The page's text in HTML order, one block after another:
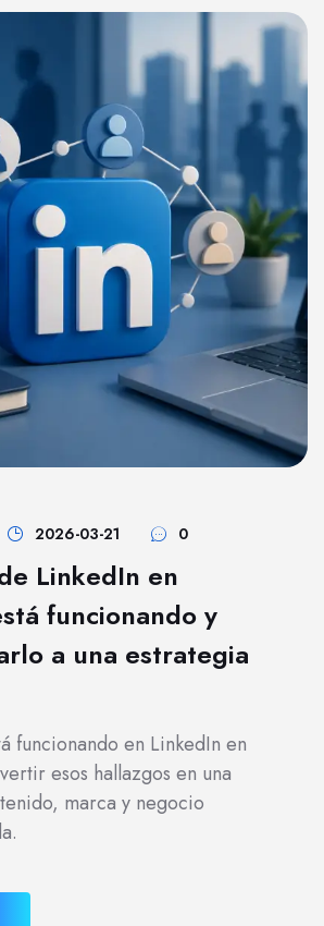
2026-03-21 0
LinkedIn en
funcionando y
a una estrategia
funcionando en LinkedIn en
esos hallazgos en una
marca y negocio